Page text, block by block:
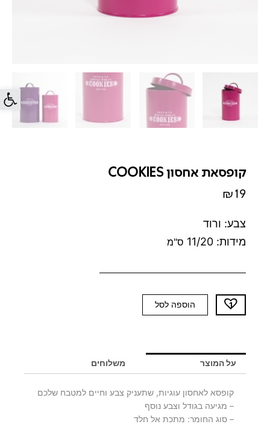
פתח
קופסאת אחסון COOKIES
₪19
צבע: ורוד
מידות: 11/20
ס"מ
כמות
של
COOKIES
הוספה לסל
על המוצר משלוחים
קופסא לאחסון עוגיות, שתעניק צבע וחיים למטבח שלכם
– מגיעה בגודל וצבע נוסף
– סוג החומר: מתכת אל חלד